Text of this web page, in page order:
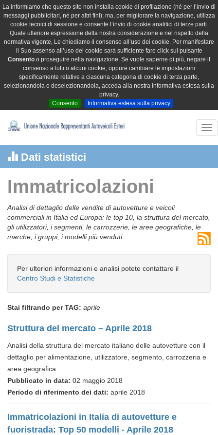
La informiamo che questo sito non installa cookie di profilazione (né per l’invio di
messaggi pubblicitari, né per altri fini); ma, per migliorare la navigazione, utilizza
cookie tecnici di sessione e consente l’invio di cookie analitici di terze parti.
Quale ulteriore espressione della nostra considerazione e nel rispetto della
normativa vigente, Le chiediamo il consenso all’uso dei cookie. Per manifestare
il Suo assenso all’uso dei cookie sarà sufficiente fare click sul pulsante
Consento o proseguire nella navigazione. Se vuole saperne di più, negare il
consenso a tutti o alcuni cookie, oppure cambiare le impostazioni
specificamente relative a ciascuna categoria di cookie di terza parte,
selezionandola o deselezionandola, acceda alla nostra Informativa estesa sulla
privacy.
Consento
Informativa estesa sulla privacy
Dati statistici
Immatricolazioni
Analisi di dettaglio delle vendite di autovetture e veicoli
commerciali in Italia ed Europa: le top 10, la struttura del mercato,
gli utilizzatori, i segmenti, le carrozzerie, le aree geografiche, le
marche, i gruppi, i modelli più venduti.
Per ulteriori informazioni e analisi potete contattare il
Centro Studi e Statistiche
Stai filtrando per TAG: aprile
Struttura del mercato – Aprile 2018
Analisi della struttura del mercato italiano delle autovetture con il
dettaglio per alimentazione, utilizzatore, segmento, carrozzeria e
area geografica.
Pubblicato in data: 02 maggio 2018
Periodo di riferimento dei dati: aprile 2018
Immatricolazioni in Italia di autovetture e
fuoristrada: Top 50 modelli - Aprile 2018